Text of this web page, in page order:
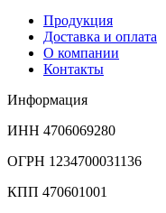
Продукция
Доставка и оплата
О компании
Контакты
Информация
ИНН 4706069280
ОГРН 1234700031136
КПП 470601001